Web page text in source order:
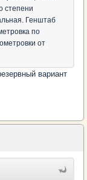
степени
Генштаб
по
от
вариант